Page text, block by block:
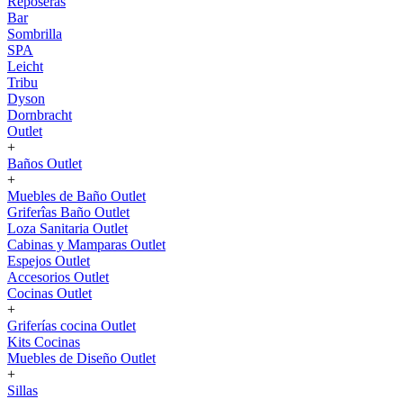
Bar
Sombrilla
SPA
Leicht
Tribu
Dyson
Dornbracht
Outlet
+
Baños Outlet
+
Muebles de Baño Outlet
Griferîas Baño Outlet
Loza Sanitaria Outlet
Cabinas y Mamparas Outlet
Espejos Outlet
Accesorios Outlet
Cocinas Outlet
+
Griferías cocina Outlet
Kits Cocinas
Muebles de Diseño Outlet
+
Sillas